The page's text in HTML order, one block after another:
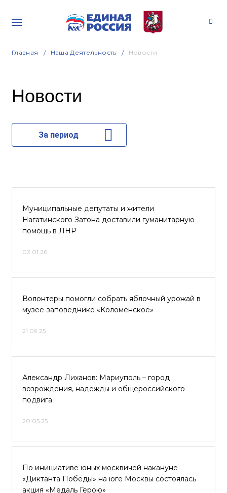
Главная Наша Деятельность Новости
Новости
За период
Муниципальные депутаты и жители
Нагатинского Затона доставили гуманитарную
помощь в ЛНР
02.01.26
Волонтеры помогли собрать яблочный урожай в
музее-заповеднике «Коломенское»
21.09.25
Александр Лиханов: Мариуполь – город
возрождения, надежды и общероссийского
подвига
20.05.25
По инициативе юных москвичей накануне
«Диктанта Победы» на юге Москвы состоялась
акция «Медаль Герою»